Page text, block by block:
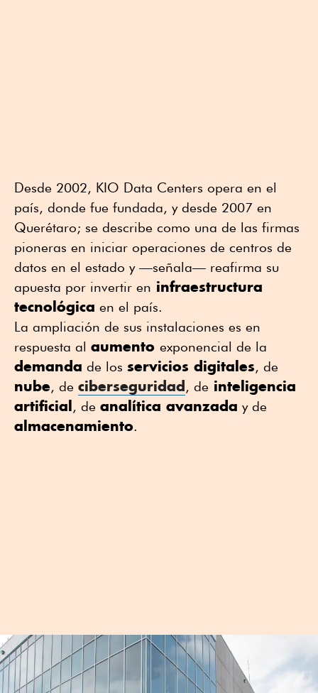
Desde 2002, KIO Data Centers opera en el
país, donde fue fundada, y desde 2007 en
Querétaro; se describe como una de las firmas
pioneras en iniciar operaciones de centros de
datos en el estado y —señala— reafirma su
apuesta por invertir en infraestructura
tecnológica en el país.
La ampliación de sus instalaciones es en
respuesta al aumento exponencial de la
demanda de los servicios digitales, de
nube, de ciberseguridad , de inteligencia
artificial , de analítica avanzada y de
almacenamiento.